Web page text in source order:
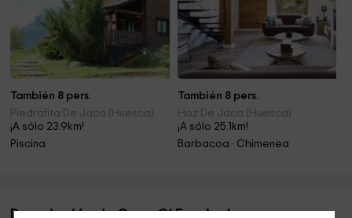
También 8 pers.
Piedrafita De Jaca (Huesca)
¡A sólo 23.9km!
Piscina
También 8 pers.
Hoz De Jaca (Huesca)
¡A sólo 25.1km!
Barbacoa · Chimenea